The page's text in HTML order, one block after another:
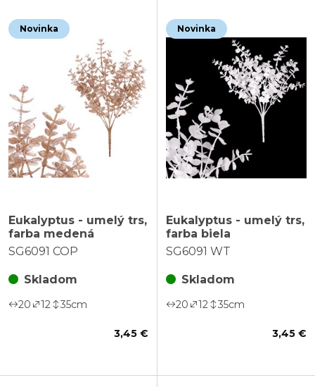
Novinka
Eukalyptus - umelý trs,
farba medená
SG6091 COP
Skladom
20 12 35cm
3,45 €
Novinka
Eukalyptus - umelý trs,
farba biela
SG6091 WT
Skladom
20 12 35cm
3,45 €